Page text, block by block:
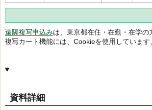
遠隔複写申込みは、東京都在住・在勤・在学
複写カート機能には、Cookieを使用していま
資料詳細